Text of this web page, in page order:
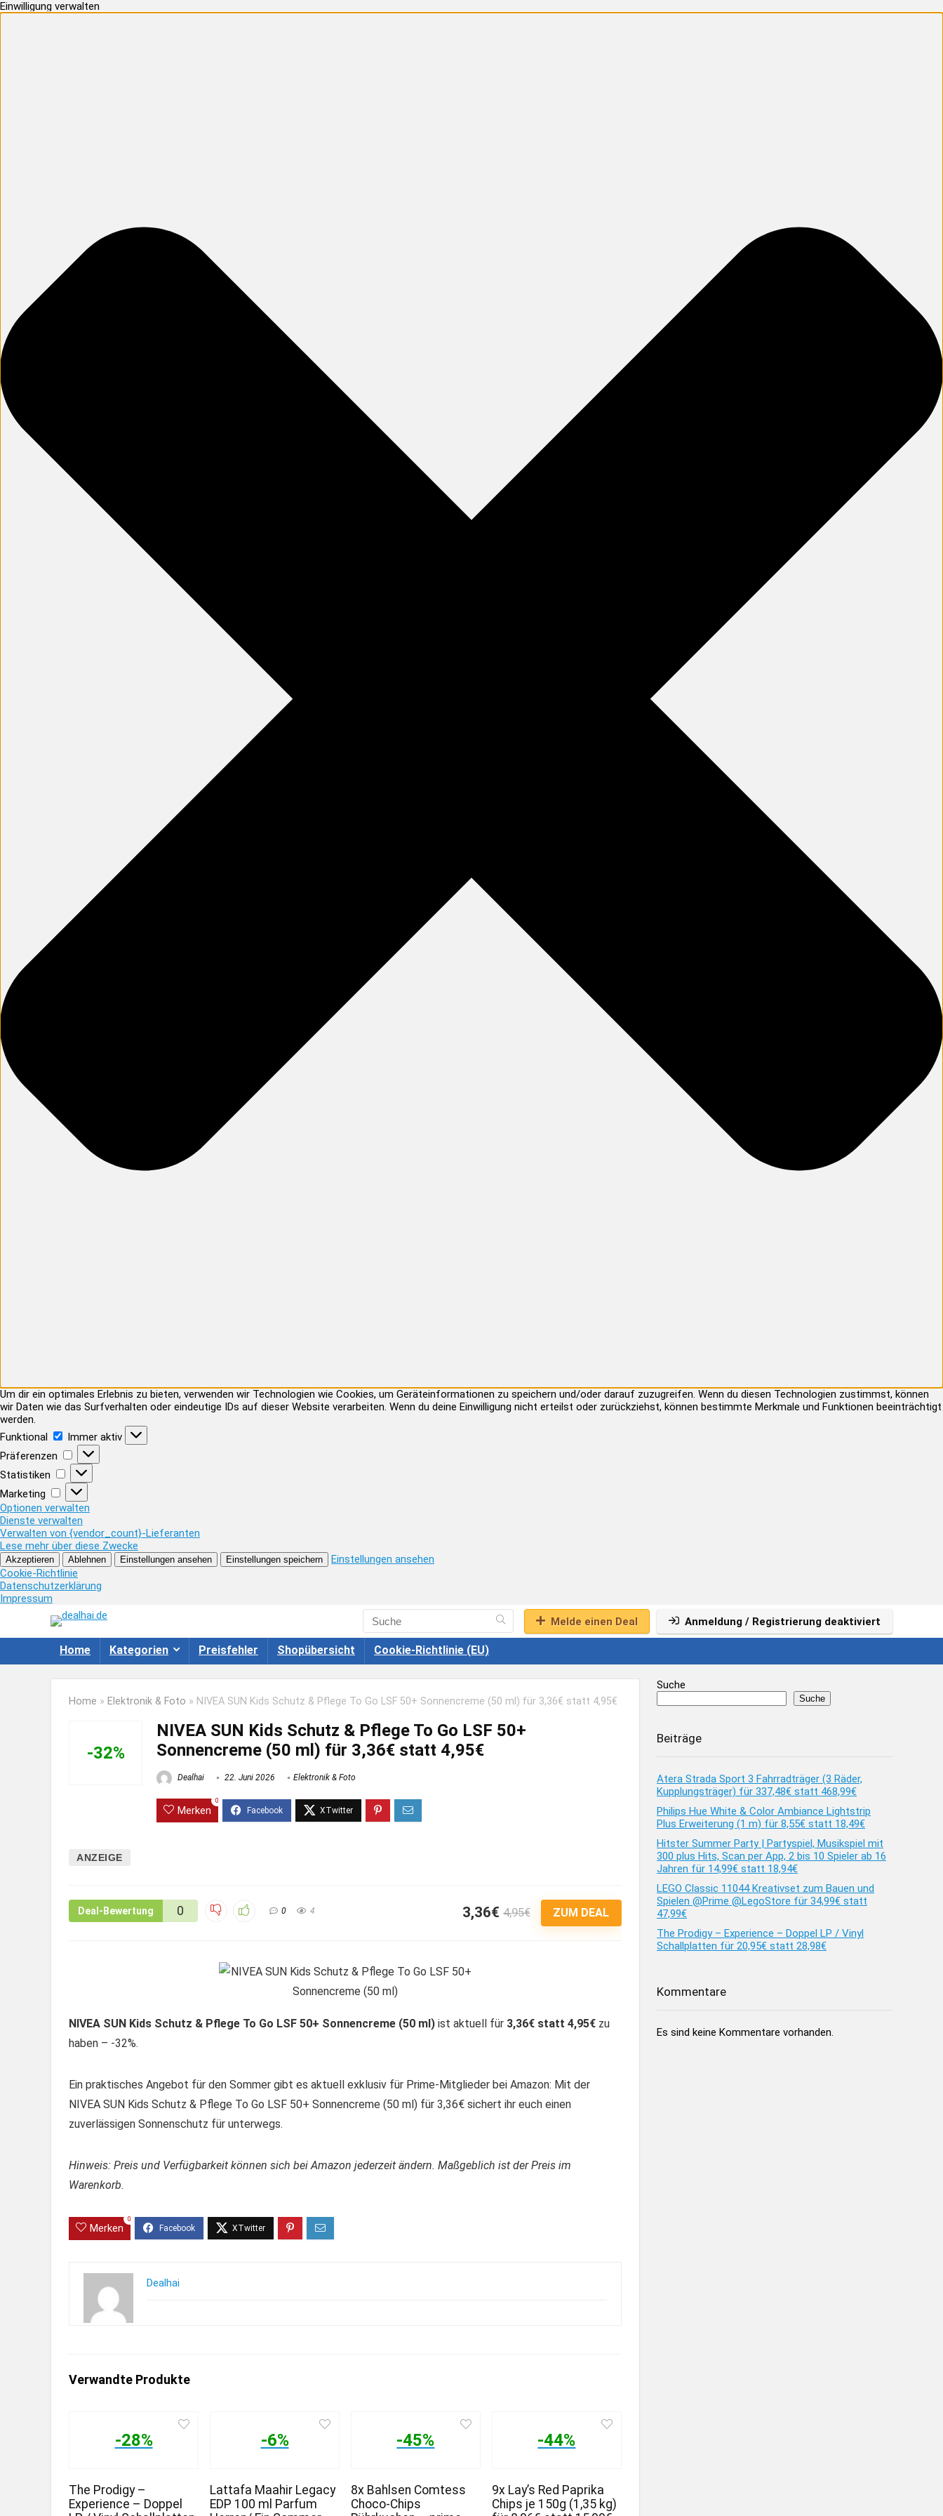
Einwilligung verwalten
Um dir ein optimales Erlebnis zu bieten, verwenden wir Technologien wie Cookies, um Geräteinformationen zu speichern und/oder darauf zuzugreifen. Wenn du diesen Technologien zustimmst, können
wir Daten wie das Surfverhalten oder eindeutige IDs auf dieser Website verarbeiten. Wenn du deine Einwilligung nicht erteilst oder zurückziehst, können bestimmte Merkmale und Funktionen beeinträchtigt
werden.
Funktional
Funktional
Immer aktiv
Präferenzen
Präferenzen
Statistiken
Statistiken
Marketing
Marketing
Optionen verwalten
Dienste verwalten
Verwalten von {vendor_count}-Lieferanten
Lese mehr über diese Zwecke
Akzeptieren Ablehnen Einstellungen ansehen Einstellungen speichern
Einstellungen ansehen
Cookie-Richtlinie
Datenschutzerklärung
Impressum
Melde einen Deal
Anmeldung / Registrierung deaktiviert
Home Kategorien Preisfehler Shopübersicht Cookie-Richtlinie (EU)
Home » Elektronik & Foto » NIVEA SUN Kids Schutz & Pflege To Go LSF 50+ Sonnencreme (50 ml) für 3,36€ statt 4,95€
-32%
NIVEA SUN Kids Schutz & Pflege To Go LSF 50+
Sonnencreme (50 ml) für 3,36€ statt 4,95€
Dealhai 22. Juni 2026 Elektronik & Foto
Merken
0
ANZEIGE
Deal-Bewertung 0 0 4 3,36€ 4,95€ ZUM DEAL
NIVEA SUN Kids Schutz & Pflege To Go LSF 50+ Sonnencreme (50 ml) ist aktuell für 3,36€ statt 4,95€ zu
haben – -32%.
Ein praktisches Angebot für den Sommer gibt es aktuell exklusiv für Prime-Mitglieder bei Amazon: Mit der
NIVEA SUN Kids Schutz & Pflege To Go LSF 50+ Sonnencreme (50 ml) für 3,36€ sichert ihr euch einen
zuverlässigen Sonnenschutz für unterwegs.
Hinweis: Preis und Verfügbarkeit können sich bei Amazon jederzeit ändern. Maßgeblich ist der Preis im
Warenkorb.
Merken
0
Dealhai
Verwandte Produkte
-28%
The Prodigy –
Experience – Doppel
-6%
Lattafa Maahir Legacy
EDP 100 ml Parfum
-45%
8x Bahlsen Comtess
Choco-Chips
-44%
9x Lay’s Red Paprika
Chips je 150g (1,35 kg)
Suche
Suche
Beiträge
Atera Strada Sport 3 Fahrradträger (3 Räder,
Kupplungsträger) für 337,48€ statt 468,99€
Philips Hue White & Color Ambiance Lightstrip
Plus Erweiterung (1 m) für 8,55€ statt 18,49€
Hitster Summer Party | Partyspiel, Musikspiel mit
300 plus Hits, Scan per App, 2 bis 10 Spieler ab 16
Jahren für 14,99€ statt 18,94€
LEGO Classic 11044 Kreativset zum Bauen und
Spielen @Prime @LegoStore für 34,99€ statt
47,99€
The Prodigy – Experience – Doppel LP / Vinyl
Schallplatten für 20,95€ statt 28,98€
Kommentare
Es sind keine Kommentare vorhanden.